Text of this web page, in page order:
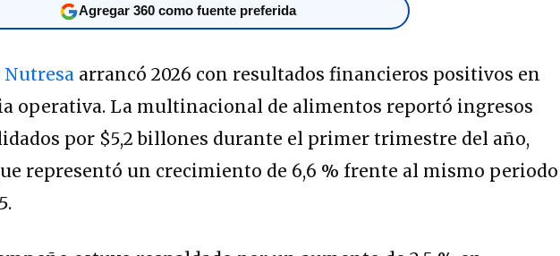
Agregar 360 como fuente preferida
Nutresa arrancó 2026 con resultados financieros positivos en
operativa. La multinacional de alimentos reportó ingresos
por $5,2 billones durante el primer trimestre del año,
representó un crecimiento de 6,6 % frente al mismo periodo